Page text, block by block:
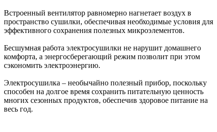
Встроенный вентилятор равномерно нагнетает воздух в
пространство сушилки, обеспечивая необходимые условия для
эффективного сохранения полезных микроэлементов.
Бесшумная работа электросушилки не нарушит домашнего
комфорта, а энергосберегающий режим позволит при этом
сэкономить электроэнергию.
Электросушилка – необычайно полезный прибор, поскольку
способен на долгое время сохранить питательную ценность
многих сезонных продуктов, обеспечив здоровое питание на
весь год.